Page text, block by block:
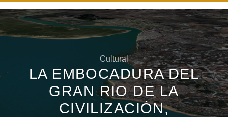
Cultural
LA EMBOCADURA DEL
GRAN RIO DE LA
CIVILIZACIÓN,